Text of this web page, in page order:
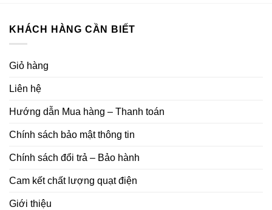
KHÁCH HÀNG CẦN BIẾT
Giỏ hàng
Liên hệ
Hướng dẫn Mua hàng – Thanh toán
Chính sách bảo mật thông tin
Chính sách đổi trả – Bảo hành
Cam kết chất lượng quạt điện
Giới thiệu